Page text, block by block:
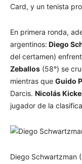
Card, y un tenista
En primera ronda,
argentinos: Diego
del certamen)
Zeballos (58°) se
mientras que Guido
Darcis. Nicolás
jugador de la
Diego Schwartzman